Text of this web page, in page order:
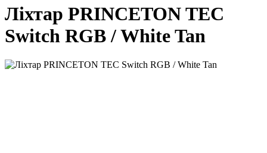
Ліхтар PRINCETON TEC
Switch RGB / White Tan